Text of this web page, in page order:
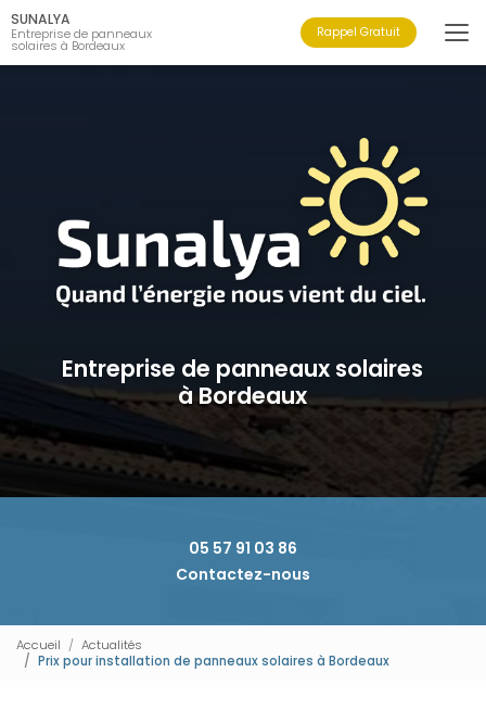
Aller
au
contenu
principal
SUNALYA
Entreprise de panneaux
solaires à Bordeaux
Rappel Gratuit
Entreprise de panneaux solaires
à Bordeaux
05 57 91 03 86
Contactez-nous
Accueil
Actualités
Prix pour installation de panneaux solaires à Bordeaux